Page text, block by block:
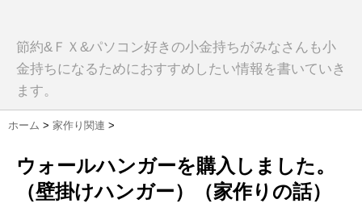
節約&ＦＸ&パソコン好きの小金持ちがみなさんも小
金持ちになるためにおすすめしたい情報を書いていき
ます。
ホーム > 家作り関連 >
ウォールハンガーを購入しました。
（壁掛けハンガー）（家作りの話）